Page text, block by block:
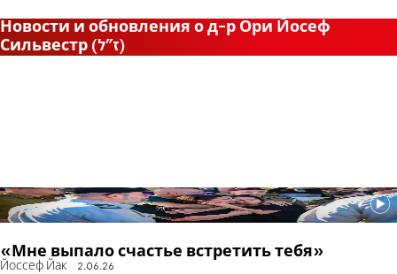
Новости и обновления о д-р Ори Йосеф
Сильвестр (ז"ל)
«Мне выпало счастье встретить тебя»
Йоссеф Йак 2.06.26